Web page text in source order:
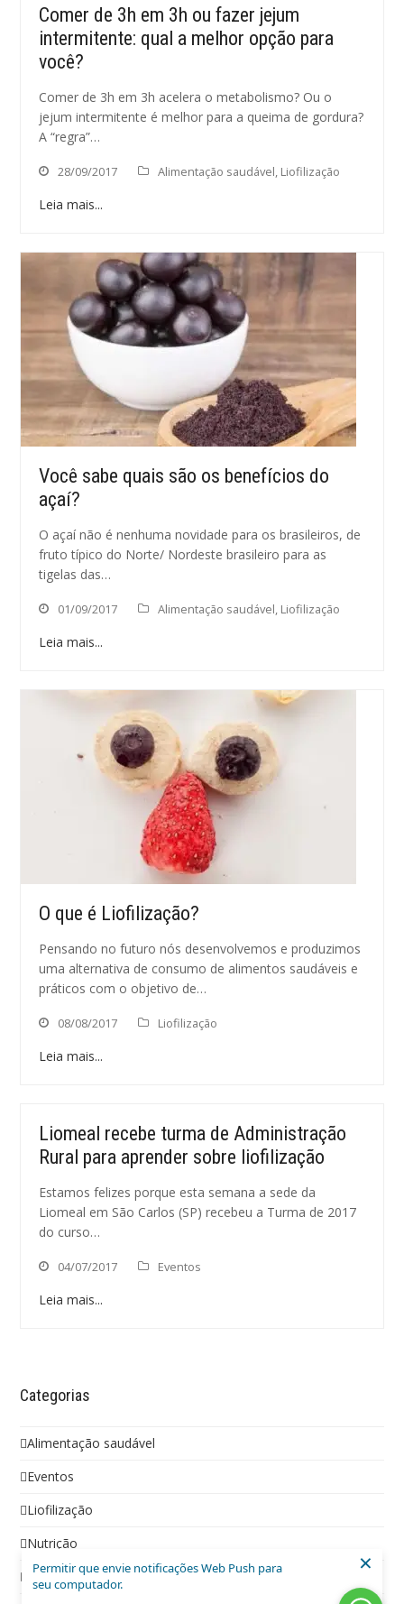
Permitir que envie notificações Web Push para
seu computador.
×
Comer de 3h em 3h ou fazer jejum
intermitente: qual a melhor opção para
você?
Comer de 3h em 3h acelera o metabolismo? Ou o
jejum intermitente é melhor para a queima de gordura?
A “regra”…
28/09/2017 Alimentação saudável, Liofilização
Leia mais...
Você sabe quais são os benefícios do
açaí?
O açaí não é nenhuma novidade para os brasileiros, de
fruto típico do Norte/ Nordeste brasileiro para as
tigelas das…
01/09/2017 Alimentação saudável, Liofilização
Leia mais...
O que é Liofilização?
Pensando no futuro nós desenvolvemos e produzimos
uma alternativa de consumo de alimentos saudáveis e
práticos com o objetivo de…
08/08/2017 Liofilização
Leia mais...
Liomeal recebe turma de Administração
Rural para aprender sobre liofilização
Estamos felizes porque esta semana a sede da
Liomeal em São Carlos (SP) recebeu a Turma de 2017
do curso…
04/07/2017 Eventos
Leia mais...
Categorias
Alimentação saudável
Eventos
Liofilização
Nutrição
Social